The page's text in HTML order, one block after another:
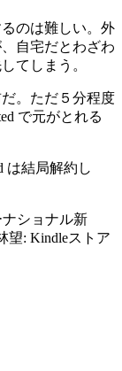
のは難しい。外
自宅だとわざわ
てしまう。
。ただ５分程度
で元がとれる
は結局解約し
ナショナル新
望: Kindleストア